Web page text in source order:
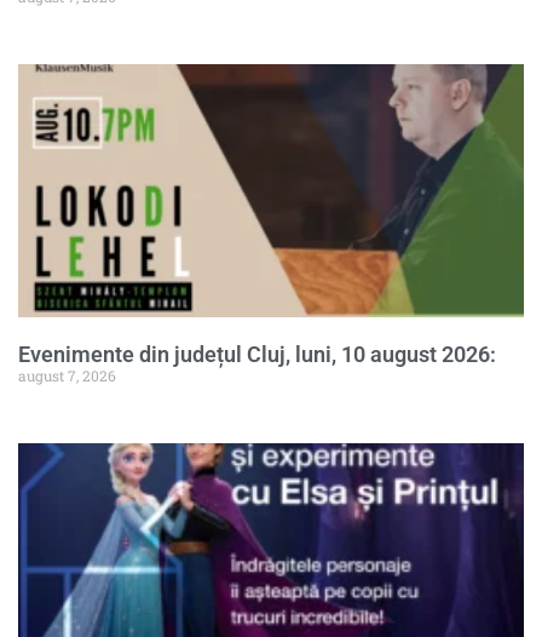
Evenimente din județul Cluj, luni, 10 august 2026:
august 7, 2026